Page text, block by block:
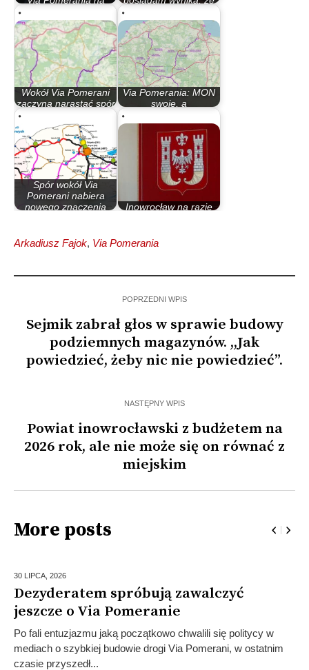
Wokół Via Pomerani
zaczyna narastać spór
Via Pomerania: MON
swoje, a
Spór wokół Via
Pomerani nabiera
nowego znaczenia
Inowrocław na razie
Arkadiusz Fajok, Via Pomerania
POPRZEDNI WPIS
Sejmik zabrał głos w sprawie budowy
podziemnych magazynów. ,,Jak
powiedzieć, żeby nic nie powiedzieć”.
NASTĘPNY WPIS
Powiat inowrocławski z budżetem na
2026 rok, ale nie może się on równać z
miejskim
More posts
30 LIPCA, 2026
Dezyderatem spróbują zawalczyć
jeszcze o Via Pomeranie
Po fali entuzjazmu jaką początkowo chwalili się politycy w
mediach o szybkiej budowie drogi Via Pomerani, w ostatnim
czasie przyszedł...